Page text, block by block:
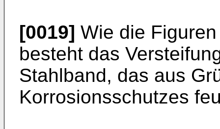
[0019] Wie die
besteht das
Stahlband, das aus
Korrosionsschutzes